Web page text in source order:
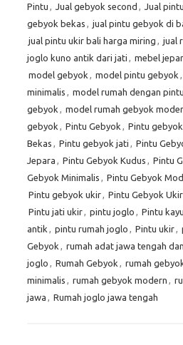
Pintu , Jual gebyok second , Jual
gebyok bekas , jual pintu gebyok di
jual pintu ukir bali harga miring , jual
joglo kuno antik dari jati , mebel
model gebyok , model pintu gebyok ,
minimalis , model rumah dengan
gebyok , model rumah gebyok
gebyok , Pintu Gebyok , Pintu
Bekas , Pintu gebyok jati , Pintu
Jepara , Pintu Gebyok Kudus , Pintu
Gebyok Minimalis , Pintu Gebyok
Pintu gebyok ukir, Pintu Gebyok
Pintu jati ukir, pintu joglo , Pintu
antik , pintu rumah joglo , Pintu ukir,
Gebyok , rumah adat jawa tengah
joglo , Rumah Gebyok , rumah
minimalis , rumah gebyok modern ,
jawa , Rumah joglo jawa tengah